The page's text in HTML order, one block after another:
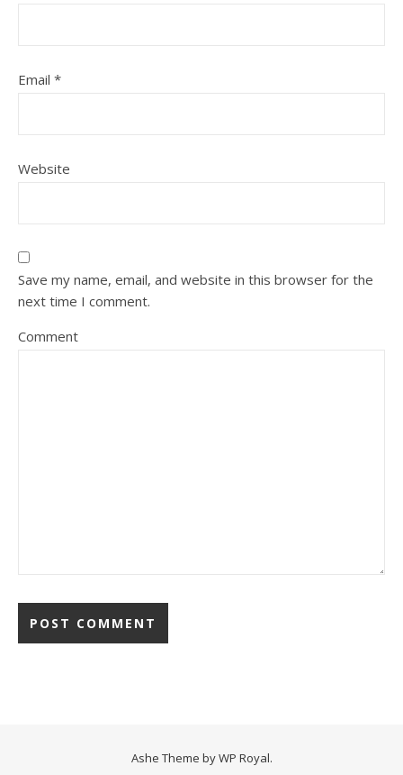
Email *
Website
Save my name, email, and website in this browser for the
next time I comment.
Comment
Ashe Theme byWP Royal.